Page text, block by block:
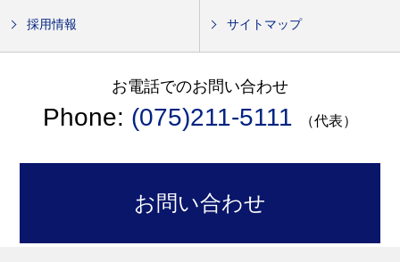
採用情報 サイトマップ
お電話でのお問い合わせ
Phone: (075)211-5111 （代表）
お問い合わせ